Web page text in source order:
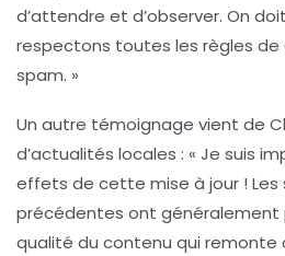
d’attendre et d’observer. On
respectons toutes les règles de
spam. »
Un autre témoignage vient de
d’actualités locales : « Je suis
effets de cette mise à jour !
précédentes ont généralement
qualité du contenu qui remonte